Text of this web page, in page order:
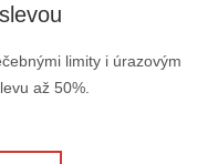
limity i úrazovým
až 50%.